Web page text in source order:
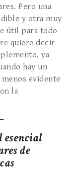
Pero una
y otra muy
útil para todo
quiere decir
ya
hay un
evidente
la
esencial
de